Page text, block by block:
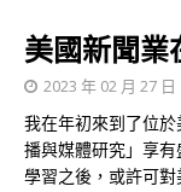
美國新聞業
2023 年 02 月 27 日
我在年初來到了位
播與媒體研究」享
學習之後，或許可